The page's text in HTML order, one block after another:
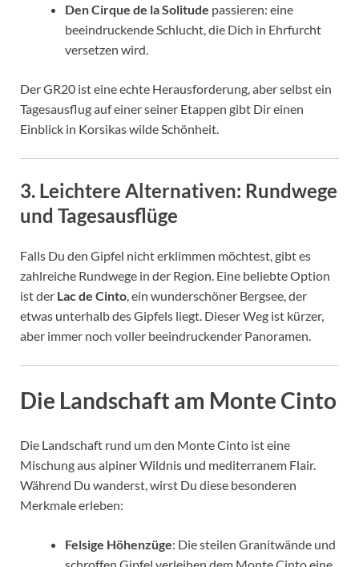
Den Cirque de la Solitude passieren: eine
beeindruckende Schlucht, die Dich in Ehrfurcht
versetzen wird.
Der GR20 ist eine echte Herausforderung, aber selbst ein
Tagesausflug auf einer seiner Etappen gibt Dir einen
Einblick in Korsikas wilde Schönheit.
3. Leichtere Alternativen: Rundwege
und Tagesausflüge
Falls Du den Gipfel nicht erklimmen möchtest, gibt es
zahlreiche Rundwege in der Region. Eine beliebte Option
ist der Lac de Cinto , ein wunderschöner Bergsee, der
etwas unterhalb des Gipfels liegt. Dieser Weg ist kürzer,
aber immer noch voller beeindruckender Panoramen.
Die Landschaft am Monte Cinto
Die Landschaft rund um den Monte Cinto ist eine
Mischung aus alpiner Wildnis und mediterranem Flair.
Während Du wanderst, wirst Du diese besonderen
Merkmale erleben:
Felsige Höhenzüge: Die steilen Granitwände und